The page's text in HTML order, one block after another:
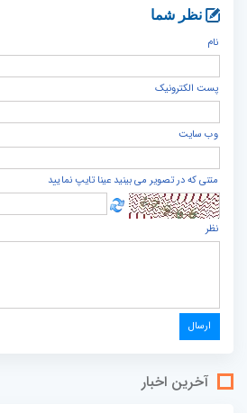
نظر شما
نام
پست الكترونيک
وب سایت
متنی که در تصویر می بینید عینا تایپ نمایید
نظر
آخرین اخبار